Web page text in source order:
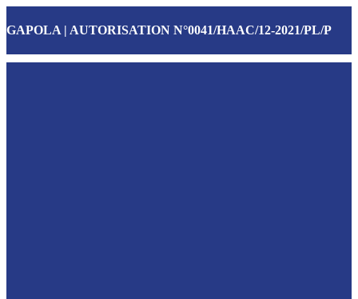
GAPOLA | AUTORISATION N°0041/HAAC/12-2021/PL/P